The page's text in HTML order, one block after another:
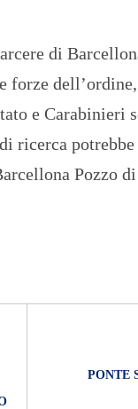
’
I
C
H
I
di
e Carabinieri
ricerca
Pozzo
PONTE